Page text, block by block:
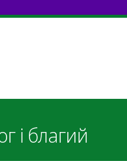
і благий